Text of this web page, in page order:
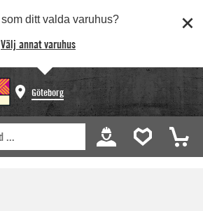
som ditt valda varuhus?
Välj annat varuhus
Göteborg